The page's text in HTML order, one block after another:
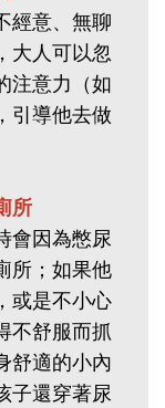
經意、無聊
大人可以忽
注意力（如
引導他去做
所
會因為憋尿
所；如果他
或是不小心
不舒服而抓
舒適的小內
子還穿著尿